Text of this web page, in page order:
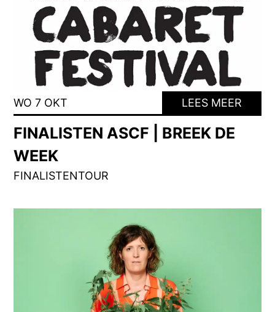
WO 7 OKT LEES MEER
FINALISTEN ASCF | BREEK DE
WEEK
FINALISTENTOUR